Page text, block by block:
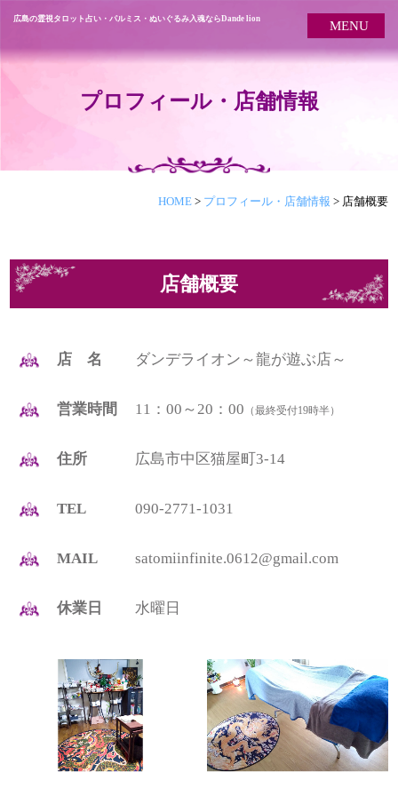
広島の霊視タロット占い・パルミス・ぬいぐるみ入魂ならDande lion MENU
プロフィール・店舗情報
HOME> プロフィール・店舗情報 > 店舗概要
店舗概要
店 名 ダンデライオン～龍が遊ぶ店～
営業時間 11：00～20：00 （最終受付19時半）
住所 広島市中区猫屋町3-14
TEL 090-2771-1031
MAIL satomiinfinite.0612@gmail.com
休業日 水曜日